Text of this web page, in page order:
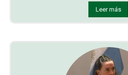
Leer más